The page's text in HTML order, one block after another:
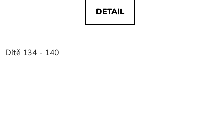
DETAIL
Dítě 134 - 140